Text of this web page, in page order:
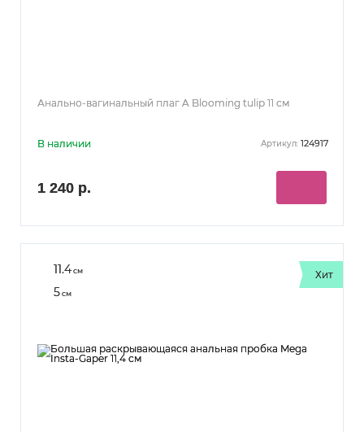
Анально-вагинальный плаг A Blooming tulip 11 см
В наличии Артикул: 124917
1 240 р.
11.4см
5см
Хит